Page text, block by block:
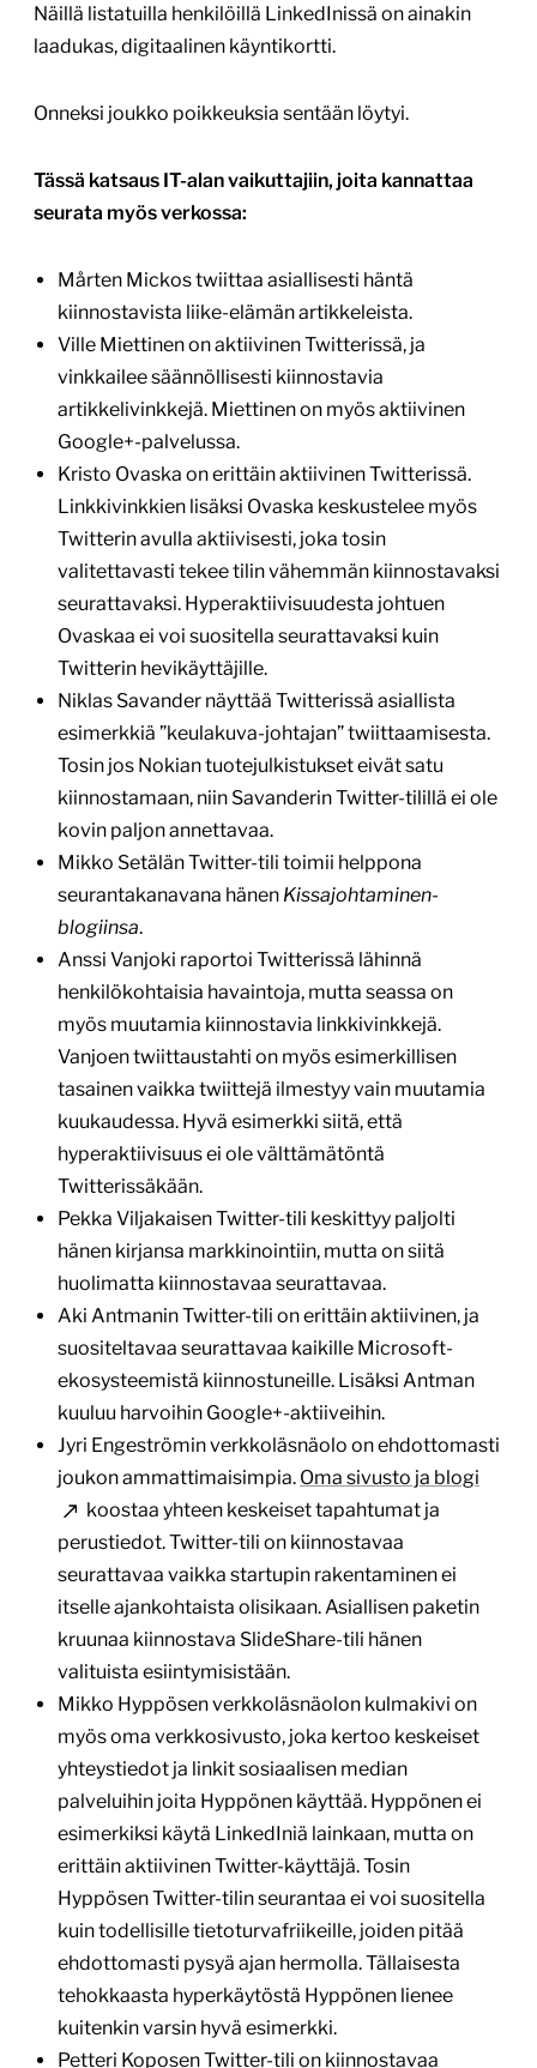
Näillä listatuilla henkilöillä LinkedInissä on ainakin
laadukas, digitaalinen käyntikortti.
Onneksi joukko poikkeuksia sentään löytyi.
Tässä katsaus IT-alan vaikuttajiin, joita kannattaa
seurata myös verkossa:
Mårten Mickos twiittaa asiallisesti häntä
kiinnostavista liike-elämän artikkeleista.
Ville Miettinen on aktiivinen Twitterissä, ja
vinkkailee säännöllisesti kiinnostavia
artikkelivinkkejä. Miettinen on myös aktiivinen
Google+-palvelussa.
Kristo Ovaska on erittäin aktiivinen Twitterissä.
Linkkivinkkien lisäksi Ovaska keskustelee myös
Twitterin avulla aktiivisesti, joka tosin
valitettavasti tekee tilin vähemmän kiinnostavaksi
seurattavaksi. Hyperaktiivisuudesta johtuen
Ovaskaa ei voi suositella seurattavaksi kuin
Twitterin hevikäyttäjille.
Niklas Savander näyttää Twitterissä asiallista
esimerkkiä ”keulakuva-johtajan” twiittaamisesta.
Tosin jos Nokian tuotejulkistukset eivät satu
kiinnostamaan, niin Savanderin Twitter-tilillä ei ole
kovin paljon annettavaa.
Mikko Setälän Twitter-tili toimii helppona
seurantakanavana hänen Kissajohtaminen-
blogiinsa.
Anssi Vanjoki raportoi Twitterissä lähinnä
henkilökohtaisia havaintoja, mutta seassa on
myös muutamia kiinnostavia linkkivinkkejä.
Vanjoen twiittaustahti on myös esimerkillisen
tasainen vaikka twiittejä ilmestyy vain muutamia
kuukaudessa. Hyvä esimerkki siitä, että
hyperaktiivisuus ei ole välttämätöntä
Twitterissäkään.
Pekka Viljakaisen Twitter-tili keskittyy paljolti
hänen kirjansa markkinointiin, mutta on siitä
huolimatta kiinnostavaa seurattavaa.
Aki Antmanin Twitter-tili on erittäin aktiivinen, ja
suositeltavaa seurattavaa kaikille Microsoft-
ekosysteemistä kiinnostuneille. Lisäksi Antman
kuuluu harvoihin Google+-aktiiveihin.
Jyri Engeströmin verkkoläsnäolo on ehdottomasti
joukon ammattimaisimpia. Oma sivusto ja blogi
koostaa yhteen keskeiset tapahtumat ja
perustiedot. Twitter-tili on kiinnostavaa
seurattavaa vaikka startupin rakentaminen ei
itselle ajankohtaista olisikaan. Asiallisen paketin
kruunaa kiinnostava SlideShare-tili hänen
valituista esiintymisistään.
Mikko Hyppösen verkkoläsnäolon kulmakivi on
myös oma verkkosivusto, joka kertoo keskeiset
yhteystiedot ja linkit sosiaalisen median
palveluihin joita Hyppönen käyttää. Hyppönen ei
esimerkiksi käytä LinkedIniä lainkaan, mutta on
erittäin aktiivinen Twitter-käyttäjä. Tosin
Hyppösen Twitter-tilin seurantaa ei voi suositella
kuin todellisille tietoturvafriikeille, joiden pitää
ehdottomasti pysyä ajan hermolla. Tällaisesta
tehokkaasta hyperkäytöstä Hyppönen lienee
kuitenkin varsin hyvä esimerkki.
Petteri Koposen Twitter-tili on kiinnostavaa